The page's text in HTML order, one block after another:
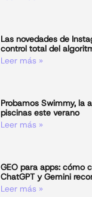
Las novedades de
control total del
Leer más »
Probamos Swimmy, la
piscinas este verano
Leer más »
GEO para apps: cómo
ChatGPT y Gemini
Leer más »